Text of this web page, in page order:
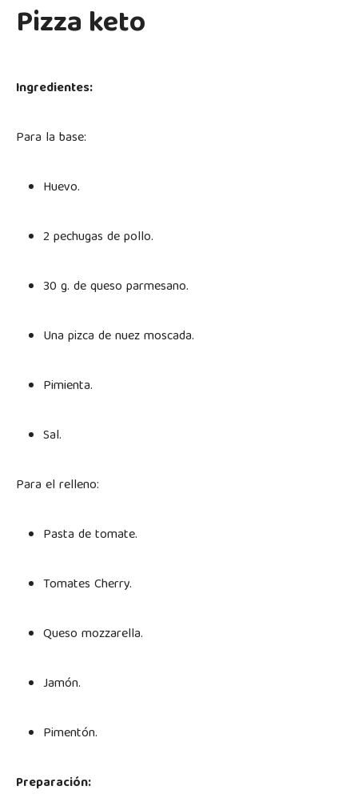
Pizza keto
Ingredientes:
Para la base:
Huevo.
2 pechugas de pollo.
30 g. de queso parmesano.
Una pizca de nuez moscada.
Pimienta.
Sal.
Para el relleno:
Pasta de tomate.
Tomates Cherry.
Queso mozzarella.
Jamón.
Pimentón.
Preparación: